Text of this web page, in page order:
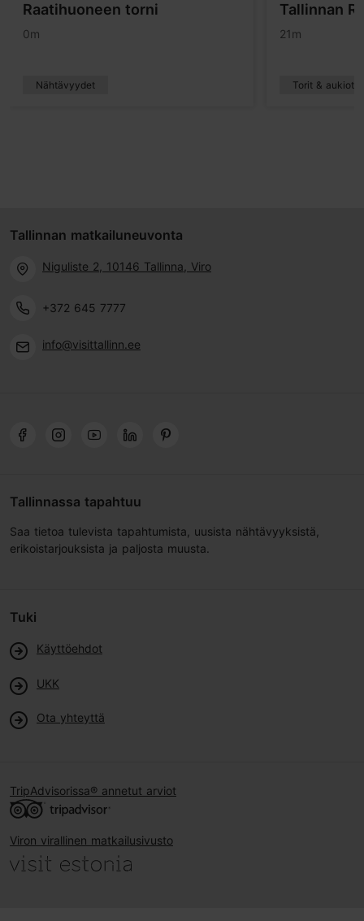
Raatihuoneen torni
0m
Nähtävyydet
Tallinnan
21m
Torit & aukiot
Tallinnan matkailuneuvonta
Niguliste 2, 10146 Tallinna, Viro
+372 645 7777
info@visittallinn.ee
Tallinnassa tapahtuu
Saa tietoa tulevista tapahtumista, uusista nähtävyyksistä,
erikoistarjouksista ja paljosta muusta.
Tuki
Käyttöehdot
UKK
Ota yhteyttä
TripAdvisorissa® annetut arviot
Viron virallinen matkailusivusto